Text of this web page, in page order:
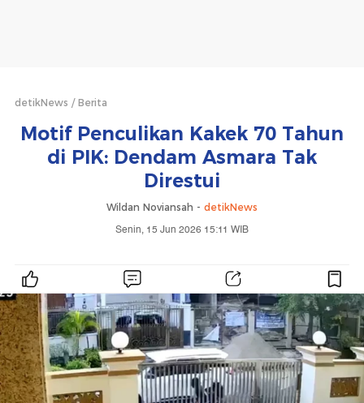
detikNews Berita
Motif Penculikan Kakek 70 Tahun
di PIK: Dendam Asmara Tak
Direstui
Wildan Noviansah - detikNews
Senin, 15 Jun 2026 15:11 WIB